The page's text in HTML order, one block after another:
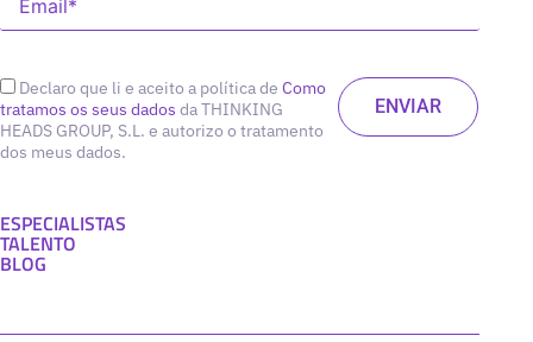
Declaro que li e aceito a política de Como
tratamos os seus dados da THINKING
HEADS GROUP, S.L. e autorizo o tratamento
dos meus dados.
ESPECIALISTAS
TALENTO
BLOG